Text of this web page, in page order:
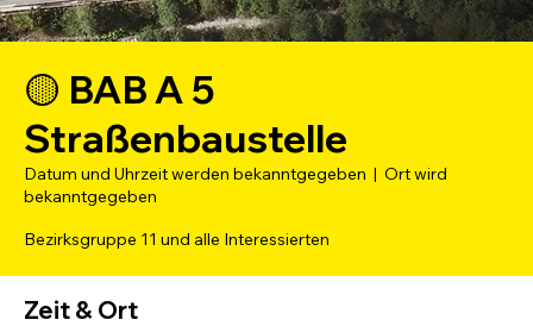
🟡 BAB A 5
Straßenbaustelle
Datum und Uhrzeit werden bekanntgegeben
  |
Ort wird
bekanntgegeben
Bezirksgruppe 11 und alle Interessierten
Zeit & Ort